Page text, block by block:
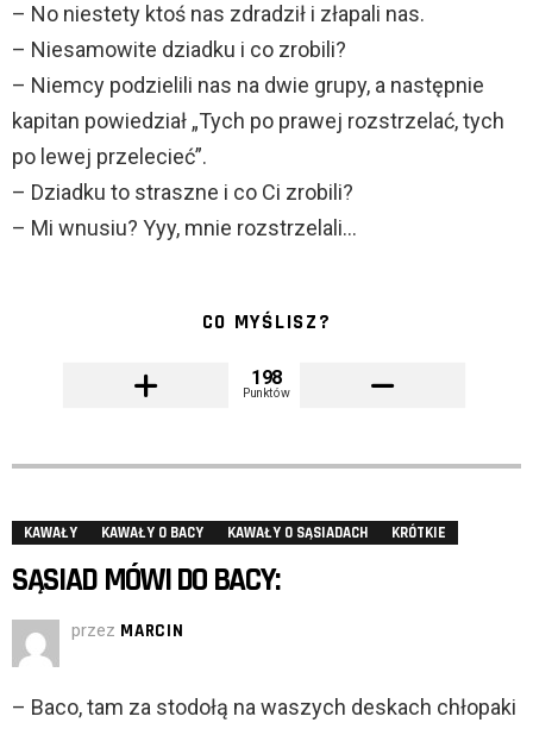
– No niestety ktoś nas zdradził i złapali nas.
– Niesamowite dziadku i co zrobili?
– Niemcy podzielili nas na dwie grupy, a następnie
kapitan powiedział „Tych po prawej rozstrzelać, tych
po lewej przelecieć”.
– Dziadku to straszne i co Ci zrobili?
– Mi wnusiu? Yyy, mnie rozstrzelali…
CO MYŚLISZ?
198
Punktów
KAWAŁY KAWAŁY O BACY KAWAŁY O SĄSIADACH KRÓTKIE
SĄSIAD MÓWI DO BACY:
przez MARCIN
– Baco, tam za stodołą na waszych deskach chłopaki